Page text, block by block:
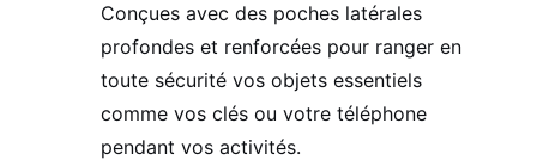
Conçues avec des poches latérales
profondes et renforcées pour ranger en
toute sécurité vos objets essentiels
comme vos clés ou votre téléphone
pendant vos activités.